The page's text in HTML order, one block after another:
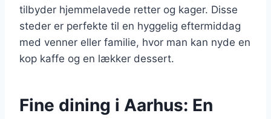
tilbyder hjemmelavede retter og kager. Disse
steder er perfekte til en hyggelig eftermiddag
med venner eller familie, hvor man kan nyde en
kop kaffe og en lækker dessert.
Fine dining i Aarhus: En